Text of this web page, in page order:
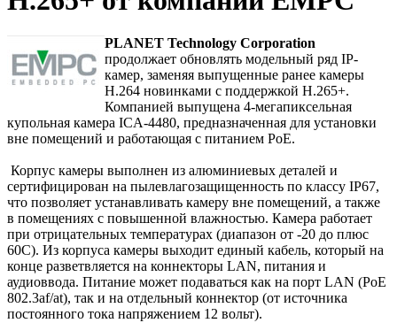
PLANET Technology Corporation
продолжает обновлять модельный ряд IP-
камер, заменяя выпущенные ранее камеры
H.264 новинками с поддержкой H.265+.
Компанией выпущена 4-мегапиксельная
купольная камера ICA-4480, предназначенная для установки
вне помещений и работающая с питанием PoE.
Корпус камеры выполнен из алюминиевых деталей и
сертифицирован на пылевлагозащищенность по классу IP67,
что позволяет устанавливать камеру вне помещений, а также
в помещениях с повышенной влажностью. Камера работает
при отрицательных температурах (диапазон от -20 до плюс
60С). Из корпуса камеры выходит единый кабель, который на
конце разветвляется на коннекторы LAN, питания и
аудиоввода. Питание может подаваться как на порт LAN (PoE
802.3af/at), так и на отдельный коннектор (от источника
постоянного тока напряжением 12 вольт).